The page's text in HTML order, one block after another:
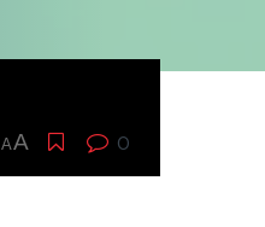
AA 0